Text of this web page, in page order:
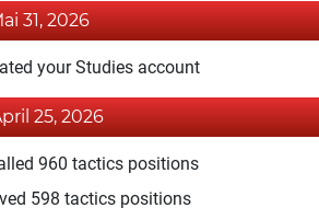
31, 2026
your Studies account
25, 2026
960 tactics positions
598 tactics positions